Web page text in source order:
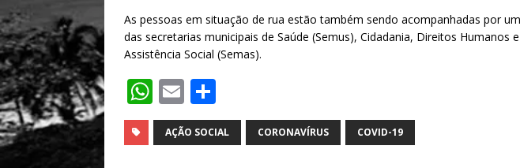
As pessoas em situação de rua estão também sendo acompanhadas por
das secretarias municipais de Saúde (Semus), Cidadania, Direitos Humanos
Assistência Social (Semas).
W
h
at
E
m
ai
h
ar
AÇÃO SOCIAL CORONAVÍRUS COVID-19